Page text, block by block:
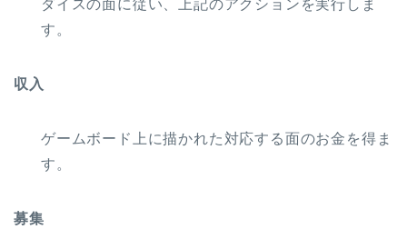
ダイスの面に従い、上記のアクションを実行しま
す。
収入
ゲームボード上に描かれた対応する面のお金を得ま
す。
募集